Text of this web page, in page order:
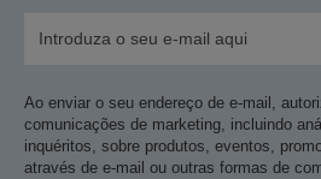
Ao enviar o seu endereço de e-mail,
comunicações de marketing, incluindo
inquéritos, sobre produtos, eventos,
através de e-mail ou outras formas de